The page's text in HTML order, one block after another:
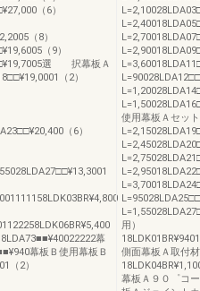
（6）
（8）
（9）
選 択幕板Ａ
（2）
（6）
幕
幕板Ｂ使用幕板Ｂ
（2）
使用幕板Ａセッ
用）
側面幕板Ａ取付
幕板Ａ９０゜コ